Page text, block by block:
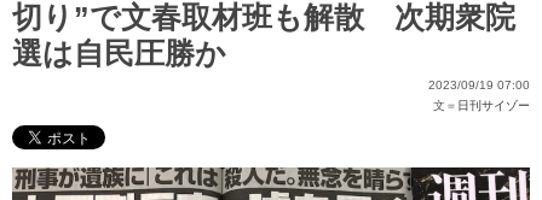
切り”で文春取材班も解散 次期衆院
選は自民圧勝か
2023/09/19 07:00
文＝ 日刊サイゾー